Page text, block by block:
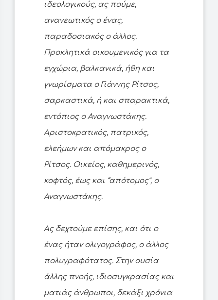
ιδεολογικούς, ας πούμε,
ανανεωτικός ο ένας,
παραδοσιακός ο άλλος.
Προκλητικά οικουμενικός για τα
εγχώρια, βαλκανικά, ήθη και
γνωρίσματα ο Γιάννης Ρίτσος,
σαρκαστικά, ή και σπαρακτικά,
εντόπιος ο Αναγνωστάκης.
Αριστοκρατικός, πατρικός,
ελεήμων και απόμακρος ο
Ρίτσος. Οικείος, καθημερινός,
κοφτός, έως και “απότομος”, ο
Αναγνωστάκης.
Ας δεχτούμε επίσης, και ότι ο
ένας ήταν ολιγογράφος, ο άλλος
πολυγραφότατος. Στην ουσία
άλλης πνοής, ιδιοσυγκρασίας και
ματιάς άνθρωποι, δεκάξι χρόνια